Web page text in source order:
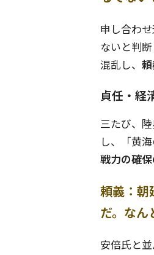
申し合わ
ないと判
混乱し、
貞任・経
三たび、
し、「黄
戦力の確
頼義：朝
だ。なん
安倍氏と